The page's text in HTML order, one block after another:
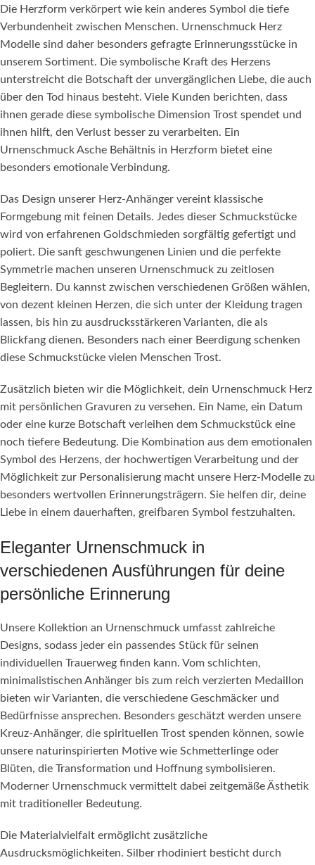
Die Herzform verkörpert wie kein anderes Symbol die tiefe
Verbundenheit zwischen Menschen. Urnenschmuck Herz
Modelle sind daher besonders gefragte Erinnerungsstücke in
unserem Sortiment. Die symbolische Kraft des Herzens
unterstreicht die Botschaft der unvergänglichen Liebe, die auch
über den Tod hinaus besteht. Viele Kunden berichten, dass
ihnen gerade diese symbolische Dimension Trost spendet und
ihnen hilft, den Verlust besser zu verarbeiten. Ein
Urnenschmuck Asche Behältnis in Herzform bietet eine
besonders emotionale Verbindung.
Das Design unserer Herz-Anhänger vereint klassische
Formgebung mit feinen Details. Jedes dieser Schmuckstücke
wird von erfahrenen Goldschmieden sorgfältig gefertigt und
poliert. Die sanft geschwungenen Linien und die perfekte
Symmetrie machen unseren Urnenschmuck zu zeitlosen
Begleitern. Du kannst zwischen verschiedenen Größen wählen,
von dezent kleinen Herzen, die sich unter der Kleidung tragen
lassen, bis hin zu ausdrucksstärkeren Varianten, die als
Blickfang dienen. Besonders nach einer Beerdigung schenken
diese Schmuckstücke vielen Menschen Trost.
Zusätzlich bieten wir die Möglichkeit, dein Urnenschmuck Herz
mit persönlichen Gravuren zu versehen. Ein Name, ein Datum
oder eine kurze Botschaft verleihen dem Schmuckstück eine
noch tiefere Bedeutung. Die Kombination aus dem emotionalen
Symbol des Herzens, der hochwertigen Verarbeitung und der
Möglichkeit zur Personalisierung macht unsere Herz-Modelle zu
besonders wertvollen Erinnerungsträgern. Sie helfen dir, deine
Liebe in einem dauerhaften, greifbaren Symbol festzuhalten.
Eleganter Urnenschmuck in
verschiedenen Ausführungen für deine
persönliche Erinnerung
Unsere Kollektion an Urnenschmuck umfasst zahlreiche
Designs, sodass jeder ein passendes Stück für seinen
individuellen Trauerweg finden kann. Vom schlichten,
minimalistischen Anhänger bis zum reich verzierten Medaillon
bieten wir Varianten, die verschiedene Geschmäcker und
Bedürfnisse ansprechen. Besonders geschätzt werden unsere
Kreuz-Anhänger, die spirituellen Trost spenden können, sowie
unsere naturinspirierten Motive wie Schmetterlinge oder
Blüten, die Transformation und Hoffnung symbolisieren.
Moderner Urnenschmuck vermittelt dabei zeitgemäße Ästhetik
mit traditioneller Bedeutung.
Die Materialvielfalt ermöglicht zusätzliche
Ausdrucksmöglichkeiten. Silber rhodiniert besticht durch